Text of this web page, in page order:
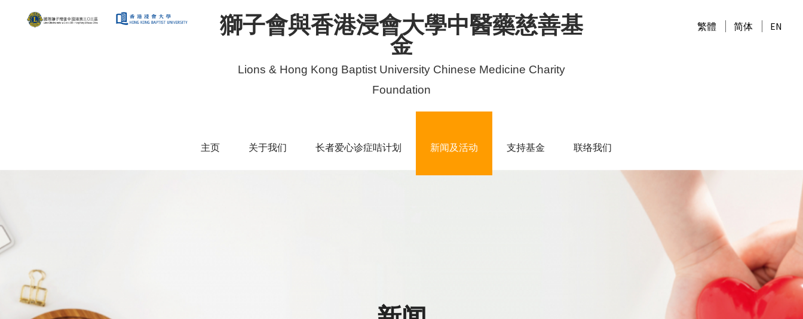
獅子會與香港浸會大學中醫藥慈善基
金
Lions & Hong Kong Baptist University Chinese Medicine Charity
Foundation
繁體 简体 EN
主页 关于我们 长者爱心诊症咭计划 新闻及活动 支持基金 联络我们